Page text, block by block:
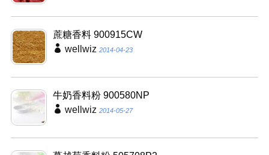
蔗糖香料 900915CW
wellwiz 2014-04-23
牛奶香料粉 900580NP
wellwiz 2014-05-27